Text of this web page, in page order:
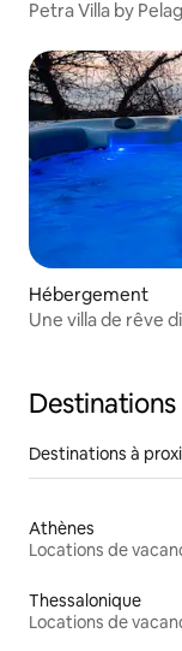
Petra Villa by
Hébergement
Une villa de rêve
Destinations à
Athènes
Locations de
Thessalonique
Locations de